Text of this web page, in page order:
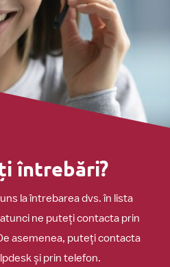
întrebări?
la întrebarea dvs. în lista
ne puteți contacta prin
asemenea, puteți contacta
și prin telefon.